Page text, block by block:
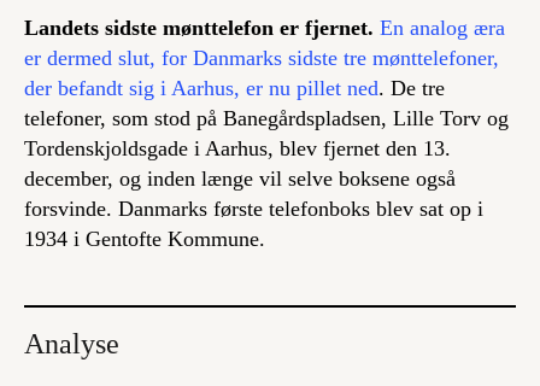
Landets sidste mønttelefon er fjernet. En analog æra
er dermed slut, for Danmarks sidste tre mønttelefoner,
der befandt sig i Aarhus, er nu pillet ned. De tre
telefoner, som stod på Banegårdspladsen, Lille Torv og
Tordenskjoldsgade i Aarhus, blev fjernet den 13.
december, og inden længe vil selve boksene også
forsvinde. Danmarks første telefonboks blev sat op i
1934 i Gentofte Kommune.
Analyse